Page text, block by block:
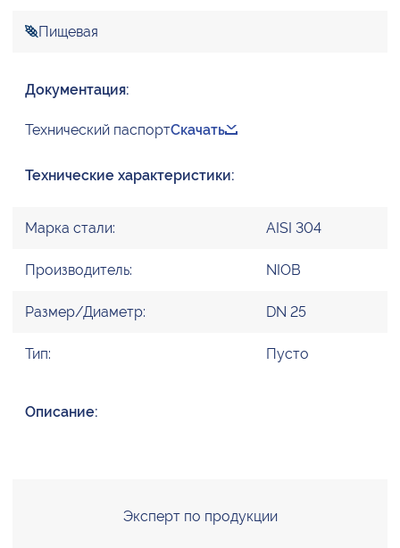
Пищевая
Документация:
Технический паспортСкачать
Технические характеристики:
Марка стали: AISI 304
Производитель: NIOB
Размер/Диаметр: DN 25
Тип: Пусто
Описание:
Эксперт по продукции